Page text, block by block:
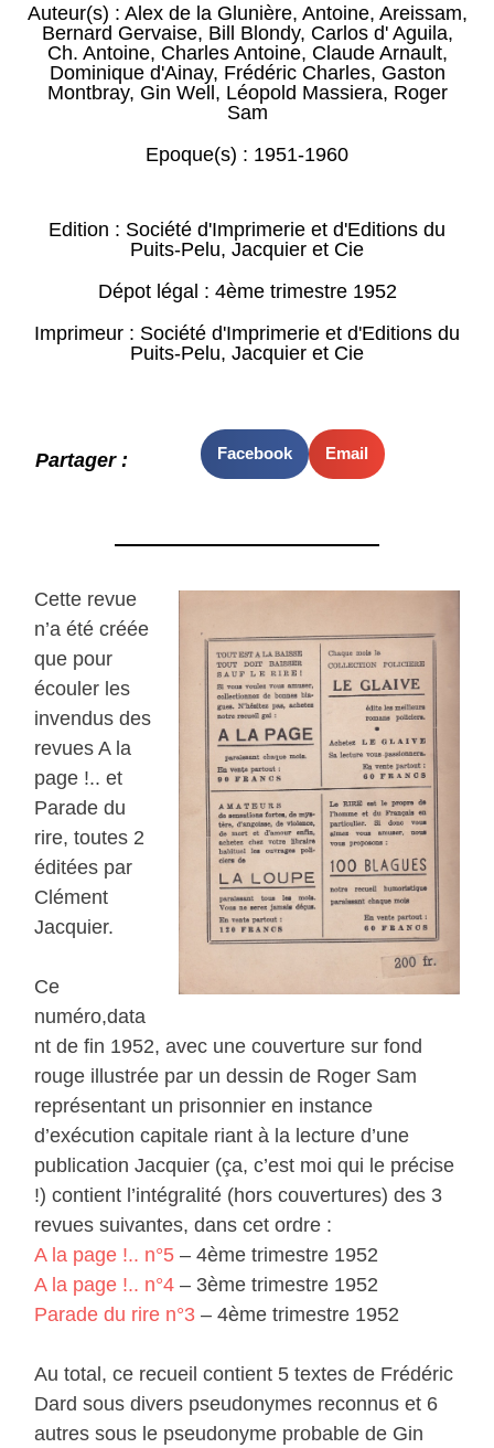
Auteur(s) : Alex de la Glunière, Antoine, Areissam,
Bernard Gervaise, Bill Blondy, Carlos d' Aguila,
Ch. Antoine, Charles Antoine, Claude Arnault,
Dominique d'Ainay, Frédéric Charles, Gaston
Montbray, Gin Well, Léopold Massiera, Roger
Sam
Epoque(s) : 1951-1960
Edition : Société d'Imprimerie et d'Editions du
Puits-Pelu, Jacquier et Cie
Dépot légal : 4ème trimestre 1952
Imprimeur : Société d'Imprimerie et d'Editions du
Puits-Pelu, Jacquier et Cie
Partager : Facebook Email
Cette revue
n’a été créée
que pour
écouler les
invendus des
revues A la
page !.. et
Parade du
rire, toutes 2
éditées par
Clément
Jacquier.
Ce
numéro,data
nt de fin 1952, avec une couverture sur fond
rouge illustrée par un dessin de Roger Sam
représentant un prisonnier en instance
d’exécution capitale riant à la lecture d’une
publication Jacquier (ça, c’est moi qui le précise
!) contient l’intégralité (hors couvertures) des 3
revues suivantes, dans cet ordre :
A la page !.. n°5 – 4ème trimestre 1952
A la page !.. n°4 – 3ème trimestre 1952
Parade du rire n°3 – 4ème trimestre 1952
Au total, ce recueil contient 5 textes de Frédéric
Dard sous divers pseudonymes reconnus et 6
autres sous le pseudonyme probable de Gin